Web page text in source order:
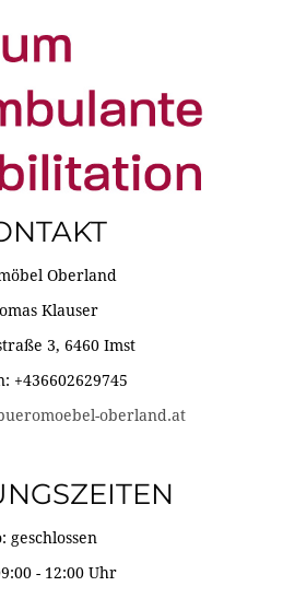
Oberland
Klauser
3, 6460 Imst
+436602629745
oberland.at
geschlossen
- 12:00 Uhr